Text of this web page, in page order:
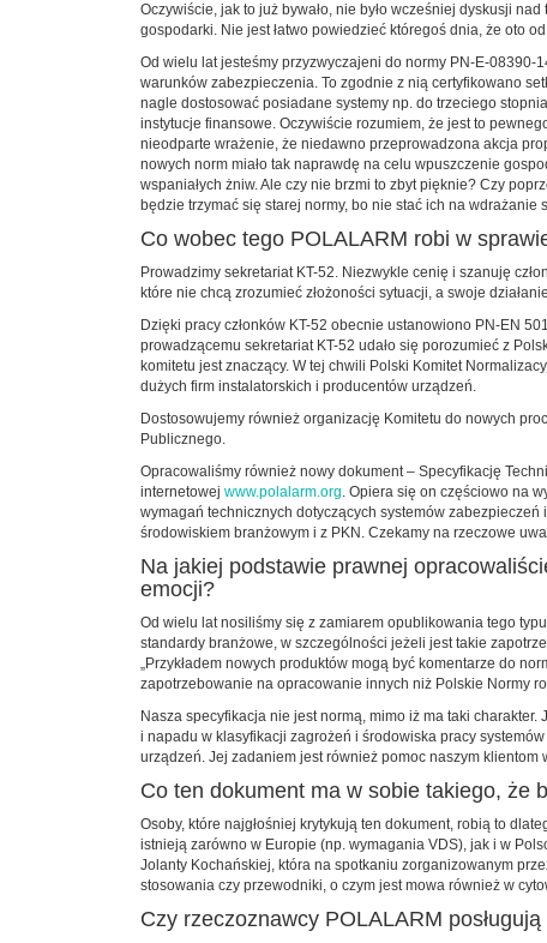
Oczywiście, jak to już bywało, nie było wcześniej dyskusji
gospodarki. Nie jest łatwo powiedzieć któregoś dnia, że oto
Od wielu lat jesteśmy przyzwyczajeni do normy PN-E-08390-
warunków zabezpieczenia. To zgodnie z nią certyfikowano
nagle dostosować posiadane systemy np. do trzeciego
instytucje finansowe. Oczywiście rozumiem, że jest to
nieodparte wrażenie, że niedawno przeprowadzona akcja
nowych norm miało tak naprawdę na celu wpuszczenie
wspaniałych żniw. Ale czy nie brzmi to zbyt pięknie? Czy
będzie trzymać się starej normy, bo nie stać ich na wdrażanie
Co wobec tego POLALARM robi w
Prowadzimy sekretariat KT-52. Niezwykle cenię i szanuję
które nie chcą zrozumieć złożoności sytuacji, a swoje
Dzięki pracy członków KT-52 obecnie ustanowiono PN-EN
prowadzącemu sekretariat KT-52 udało się porozumieć z
komitetu jest znaczący. W tej chwili Polski Komitet
dużych firm instalatorskich i producentów urządzeń.
Dostosowujemy również organizację Komitetu do nowych
Publicznego.
Opracowaliśmy również nowy dokument – Specyfikację
internetowej www.polalarm.org. Opiera się on częściowo na
wymagań technicznych dotyczących systemów
środowiskiem branżowym i z PKN. Czekamy na rzeczowe
Na jakiej podstawie prawnej
emocji?
Od wielu lat nosiliśmy się z zamiarem opublikowania tego
standardy branżowe, w szczególności jeżeli jest takie
„Przykładem nowych produktów mogą być komentarze do
zapotrzebowanie na opracowanie innych niż Polskie Normy
Nasza specyfikacja nie jest normą, mimo iż ma taki
i napadu w klasyfikacji zagrożeń i środowiska pracy
urządzeń. Jej zadaniem jest również pomoc naszym
Co ten dokument ma w sobie takiego, że
Osoby, które najgłośniej krytykują ten dokument, robią to
istnieją zarówno w Europie (np. wymagania VDS), jak i w
Jolanty Kochańskiej, która na spotkaniu zorganizowanym
stosowania czy przewodniki, o czym jest mowa również w
Czy rzeczoznawcy POLALARM